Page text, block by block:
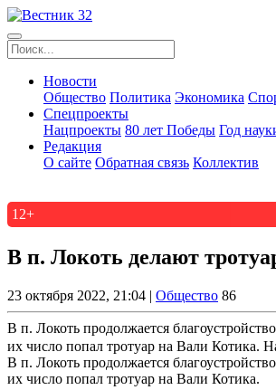
Новости
Общество Политика Экономика
Спецпроекты
Нацпроекты 80 лет Победы Год
Редакция
О сайте Обратная связь Коллектив
12+
В п. Локоть делают
23 октября 2022, 21:04 | Общество 86
В п. Локоть продолжается
их число попал тротуар на Вали Котика.
В п. Локоть продолжается
их число попал тротуар на Вали Котика.